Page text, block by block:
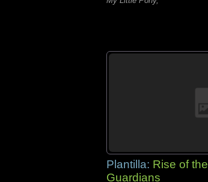
Plantilla: Rise of the
Guardians